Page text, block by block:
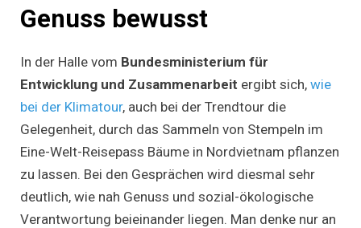
Genuss bewusst
In der Halle vom Bundesministerium für
Entwicklung und Zusammenarbeit ergibt sich, wie
bei der Klimatour, auch bei der Trendtour die
Gelegenheit, durch das Sammeln von Stempeln im
Eine-Welt-Reisepass Bäume in Nordvietnam pflanzen
zu lassen. Bei den Gesprächen wird diesmal sehr
deutlich, wie nah Genuss und sozial-ökologische
Verantwortung beieinander liegen. Man denke nur an